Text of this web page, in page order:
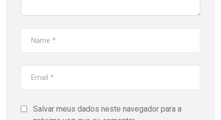
Salvar meus dados neste navegador para a